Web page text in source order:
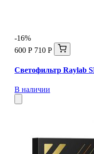
-16%
600 Р 710 Р
Светофильтр Raylab
В наличии